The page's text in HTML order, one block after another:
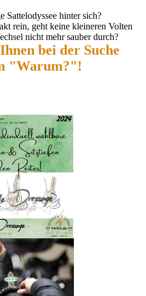
Sattelodyssee hinter sich?
rein, geht keine kleineren Volten
nicht mehr sauber durch?
bei der Suche
"Warum?"!